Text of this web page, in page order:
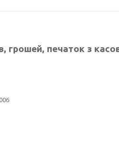
грошей, печаток з